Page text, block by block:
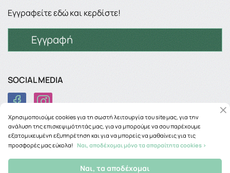
Εγγραφείτε εδώ και κερδίστε!
Εγγραφή
SOCIAL MEDIA
Χρησιμοποιούμε cookies για τη σωστή λειτουργία του site μας, για την
ανάλυση της επισκεψιμότητάς μας, για να μπορούμε να σου παρέχουμε
εξατομικευμένη εξυπηρέτηση και για να μπορείς να μαθαίνεις για τις
προσφορές μας εύκολα! Ναι, αποδέχομαι μόνο τα απαραίτητα cookies >
Ναι, τα αποδέχομαι